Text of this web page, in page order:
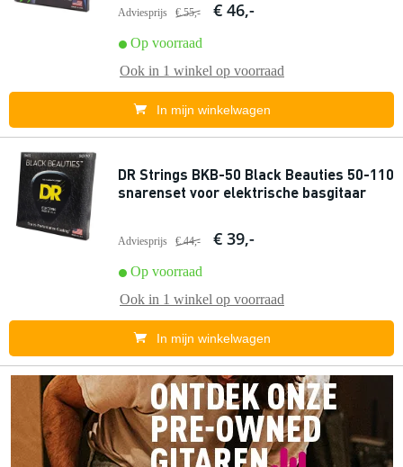
Adviesprijs € 55,- € 46,-
Op voorraad
Ook in 1 winkel op voorraad
In mijn winkelwagen
DR Strings BKB-50 Black Beauties 50-110
snarenset voor elektrische basgitaar
Adviesprijs € 44,- € 39,-
Op voorraad
Ook in 1 winkel op voorraad
In mijn winkelwagen